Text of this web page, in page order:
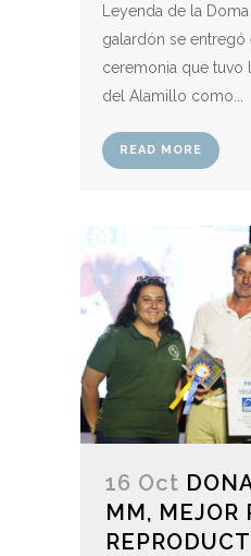
Leyenda de la Doma
galardón se entregó
ceremonia que tuvo
del Alamillo como...
READ MORE
16 Oct
MM, MEJOR